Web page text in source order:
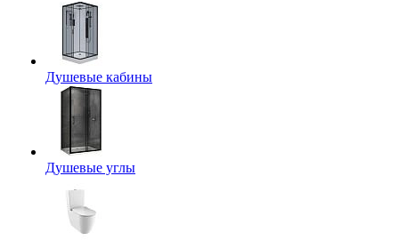
Душевые кабины
Душевые углы